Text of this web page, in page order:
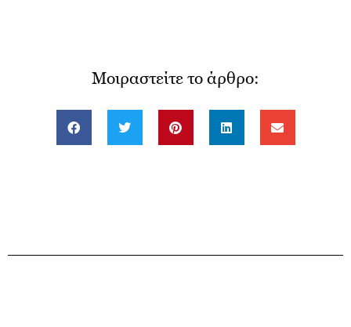
Μοιραστείτε το άρθρο: